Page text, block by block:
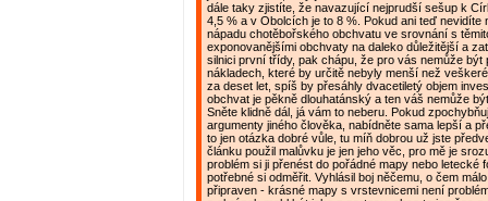
dále taky zjistíte, že navazující nejprudší sešup k
4,5 % a v Obolcích je to 8 %. Pokud ani teď nevidíte
nápadu chotěbořského obchvatu ve srovnání s
exponovanějšími obchvaty na daleko důležitější a
silnici první třídy, pak chápu, že pro vás nemůže být
nákladech, které by určitě nebyly menší než
za deset let, spíš by přesáhly dvacetiletý objem
obchvat je pěkně dlouhatánský a ten váš nemůže
Sněte klidně dál, já vám to neberu. Pokud
argumenty jiného člověka, nabídněte sama lepší a
to jen otázka dobré vůle, tu míň dobrou už jste
článku použil malůvku je jen jeho věc, pro mě je
problém si ji přenést do pořádné mapy nebo letecké
potřebné si odměřit. Vyhlásil boj něčemu, o čem
připraven - krásné mapy s vrstevnicemi není